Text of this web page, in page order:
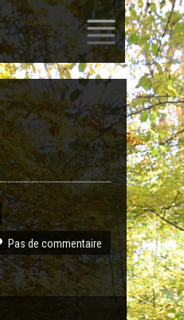
Pas de commentaire